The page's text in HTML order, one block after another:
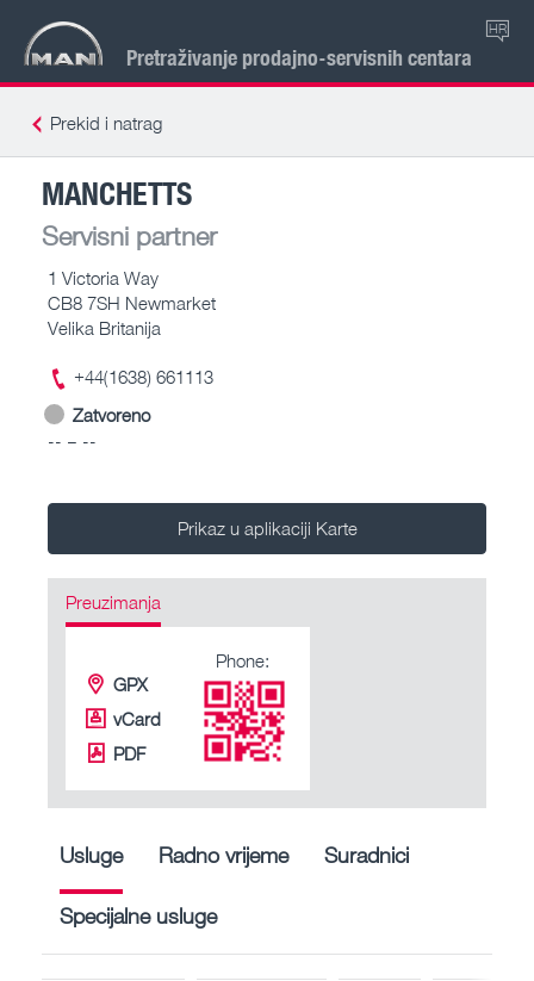
Pretraživanje prodajno-servisnih centara
HR
Prekid i natrag
MANCHETTS
Servisni partner
1 Victoria Way
CB8 7SH Newmarket
Velika Britanija
+44(1638) 661113
Zatvoreno
-- – --
Prikaz u aplikaciji Karte
Preuzimanja
GPX
vCard
PDF
Phone:
Usluge Radno vrijeme Suradnici
Specijalne usluge